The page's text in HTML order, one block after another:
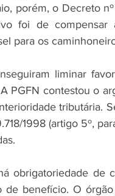
porém, o Decreto
foi de
para os
liminar
PGFN contestou o
tributária.
1998 (artigo 5º,
obrigatoriedade
de benefício. O